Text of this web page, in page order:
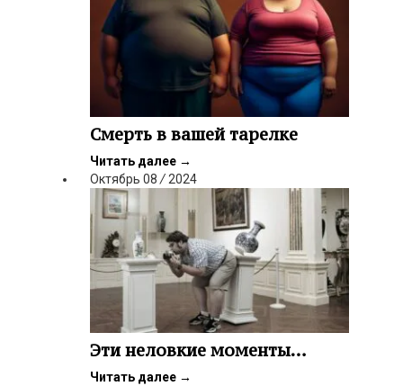
Смерть в вашей тарелке
Читать далее →
Октябрь 08 / 2024
Эти неловкие моменты…
Читать далее →